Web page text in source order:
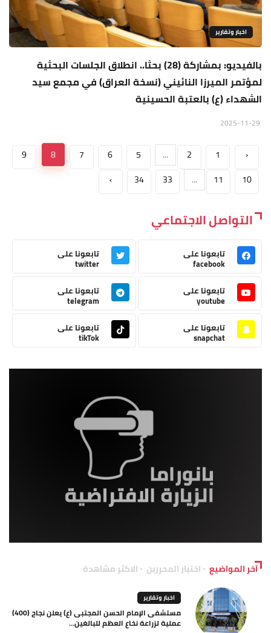
اخبار وتقارير
بالفيديو: بمشاركة (28) بحثا.. انطلاق الجلسات البحثية
لمؤتمر الميرزا النائيني (نسخة العراق) في مجمع سيد
الشهداء (ع) بالعتبة الحسينية
‹
1
2
...
5
6
7
8
9
10
11
...
33
34
›
التواصل الاجتماعي
تابعونا على
facebook
تابعونا على
twitter
تابعونا على
youtube
تابعونا على
telegram
تابعونا على
snapchat
تابعونا على
tikTok
آخر المواضيع اختيار المحررين الاكثر مشاهدة
اخبار وتقارير
مستشفى الإمام الحسن المجتبى (ع) يعلن نجاح (400)
عملية لزراعة نخاع العظم للبالغين...